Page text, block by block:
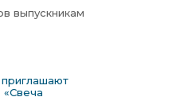
выпускникам